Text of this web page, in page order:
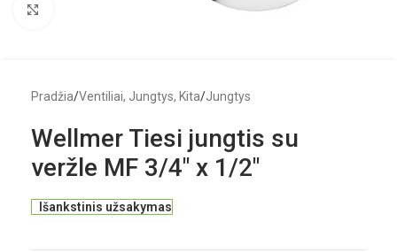
Pradžia/Ventiliai, Jungtys, Kita/Jungtys
Wellmer Tiesi jungtis su
veržle MF 3/4″ x 1/2″
Išankstinis užsakymas